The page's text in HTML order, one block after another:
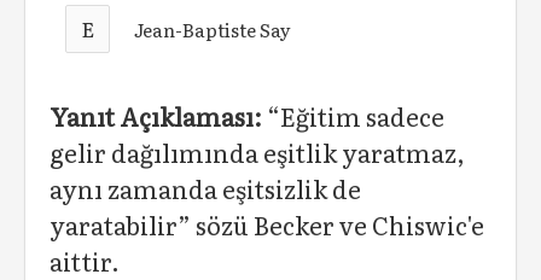
E Jean-Baptiste Say
Yanıt Açıklaması: “Eğitim sadece
gelir dağılımında eşitlik yaratmaz,
aynı zamanda eşitsizlik de
yaratabilir” sözü Becker ve Chiswic'e
aittir.